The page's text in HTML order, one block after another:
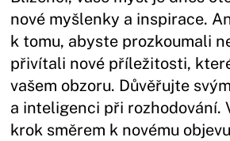
nové myšlenky a inspirace.
k tomu, abyste prozkoumali
přivítali nové příležitosti,
vašem obzoru. Důvěřujte
a inteligenci při rozhodování.
krok směrem k novému